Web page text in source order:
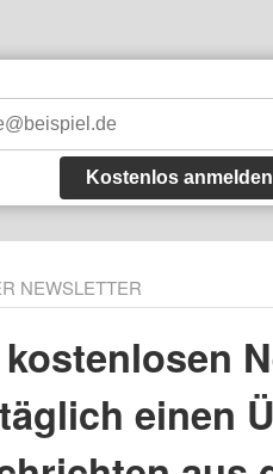
Kostenlos anmelden
NEWSLETTER
einen